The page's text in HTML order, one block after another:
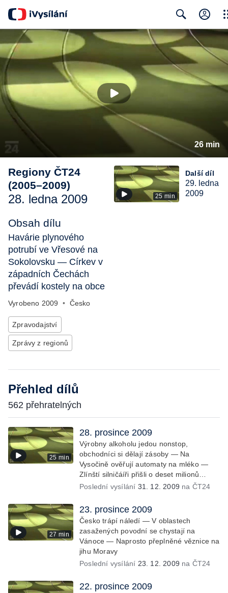
Search
26 min
Regiony ČT24
(2005–2009)
28. ledna 2009
Obsah dílu
Havárie plynového
potrubí ve Vřesové na
Sokolovsku — Církev v
západních Čechách
převádí kostely na obce
Vyrobeno 2009 • Česko
Zpravodajství
Zprávy z regionů
25 min
Další díl
29. ledna
2009
Přehled dílů
562 přehratelných
25 min
28. prosince 2009
Výrobny alkoholu jedou nonstop,
obchodníci si dělají zásoby — Na
Vysočině ověřují automaty na mléko —
Zlínští silničáíři přišli o deset milionů
korun, případ řeší soud
Poslední vysílání 31. 12. 2009 na ČT24
27 min
23. prosince 2009
Česko trápí náledí — V oblastech
zasažených povodní se chystají na
Vánoce — Naprosto přeplněné věznice na
jihu Moravy
Poslední vysílání 23. 12. 2009 na ČT24
22. prosince 2009